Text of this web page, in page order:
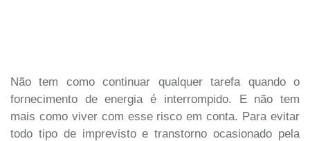
Não tem como continuar qualquer tarefa quando o
fornecimento de energia é interrompido. E não tem
mais como viver com esse risco em conta. Para evitar
todo tipo de imprevisto e transtorno ocasionado pela